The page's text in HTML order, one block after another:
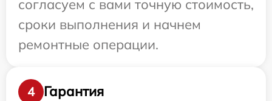
согласуем с вами точную стоимость,
сроки выполнения и начнем
ремонтные операции.
4
Гарантия